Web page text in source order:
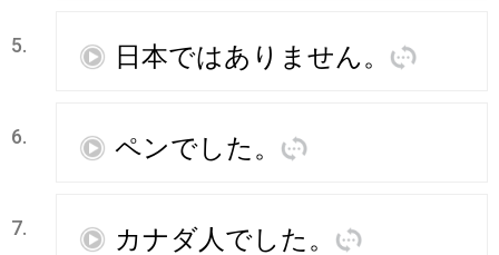
5. 再 日本ではありません。 訳
6. 再 ペンでした 。 訳
7. 再 カナダ人 でした 。 訳